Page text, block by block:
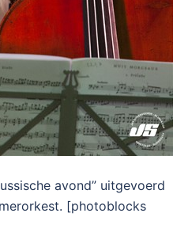
avond” uitgevoerd
[photoblocks